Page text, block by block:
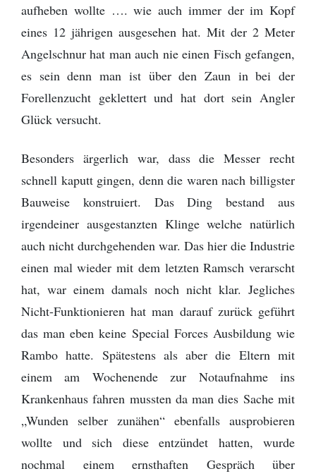
aufheben wollte …. wie auch immer der im Kopf
eines 12 jährigen ausgesehen hat. Mit der 2 Meter
Angelschnur hat man auch nie einen Fisch gefangen,
es sein denn man ist über den Zaun in bei der
Forellenzucht geklettert und hat dort sein Angler
Glück versucht.
Besonders ärgerlich war, dass die Messer recht
schnell kaputt gingen, denn die waren nach billigster
Bauweise konstruiert. Das Ding bestand aus
irgendeiner ausgestanzten Klinge welche natürlich
auch nicht durchgehenden war. Das hier die Industrie
einen mal wieder mit dem letzten Ramsch verarscht
hat, war einem damals noch nicht klar. Jegliches
Nicht-Funktionieren hat man darauf zurück geführt
das man eben keine Special Forces Ausbildung wie
Rambo hatte. Spätestens als aber die Eltern mit
einem am Wochenende zur Notaufnahme ins
Krankenhaus fahren mussten da man dies Sache mit
„Wunden selber zunähen“ ebenfalls ausprobieren
wollte und sich diese entzündet hatten, wurde
nochmal einem ernsthaften Gespräch über